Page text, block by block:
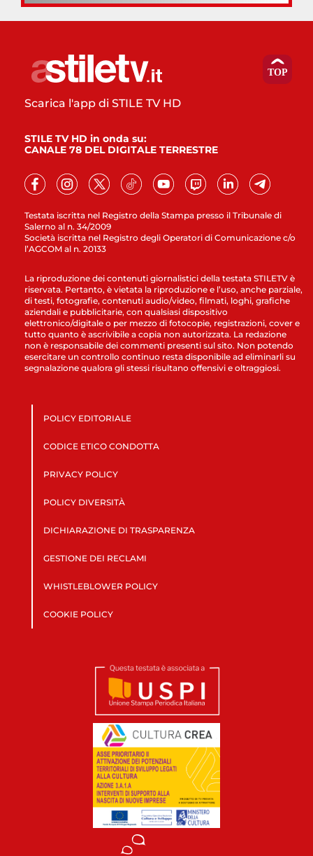
Testata iscritta nel Registro della Stampa presso il Tribunale di
Salerno al n. 34/2009
Società iscritta nel Registro degli Operatori di Comunicazione c/o
l’AGCOM al n. 20133
Scarica l'app di STILE TV HD
STILE TV HD in onda su:
CANALE 78 DEL DIGITALE TERRESTRE
La riproduzione dei contenuti giornalistici della testata STILETV è
riservata. Pertanto, è vietata la riproduzione e l’uso, anche parziale,
di testi, fotografie, contenuti audio/video, filmati, loghi, grafiche
aziendali e pubblicitarie, con qualsiasi dispositivo
elettronico/digitale o per mezzo di fotocopie, registrazioni, cover e
tutto quanto è ascrivibile a copia non autorizzata. La redazione
non è responsabile dei commenti presenti sul sito. Non potendo
esercitare un controllo continuo resta disponibile ad eliminarli su
segnalazione qualora gli stessi risultano offensivi e oltraggiosi.
POLICY EDITORIALE
CODICE ETICO CONDOTTA
PRIVACY POLICY
POLICY DIVERSITÀ
DICHIARAZIONE DI TRASPARENZA
GESTIONE DEI RECLAMI
WHISTLEBLOWER POLICY
COOKIE POLICY